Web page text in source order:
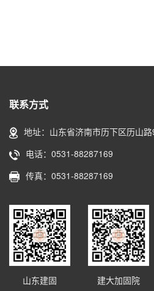
联系方式
地址：山东省济南市历下区历山
电话：0531-88287169
传真：0531-88287169
山东建固 建大加固院